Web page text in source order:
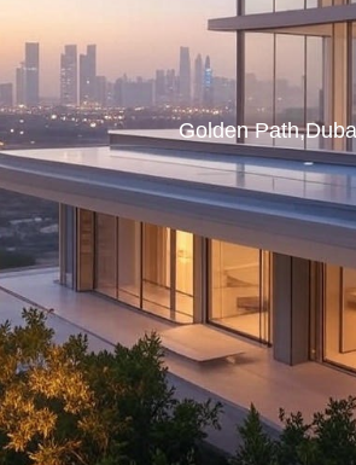
Golden